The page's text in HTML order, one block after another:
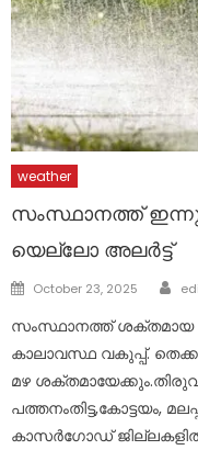
weather
സംസ്ഥാനത്ത്
യെല്ലോ അലർട്ട്
Posted
October 23, 2025
സംസ്ഥാനത്ത് ശക്തമായ
കാലാവസ്ഥ വകുപ്പ്.
മഴ
പത്തനംതിട്ട,കോട്ടയം,
കാസർഗോഡ്